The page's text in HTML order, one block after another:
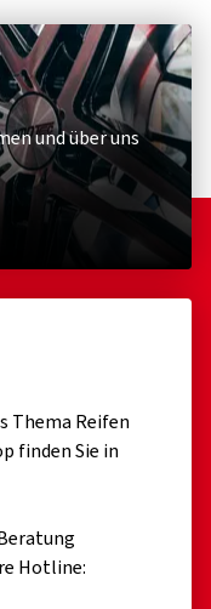
und über uns
Thema Reifen
finden Sie in
Hotline: